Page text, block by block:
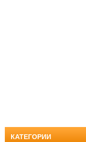
КАТЕГОРИИ